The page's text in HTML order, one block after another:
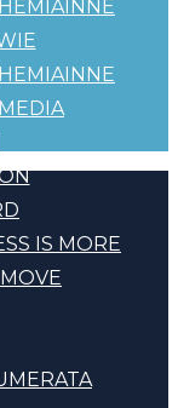
INNE
INNE
MEDIA
IS MORE